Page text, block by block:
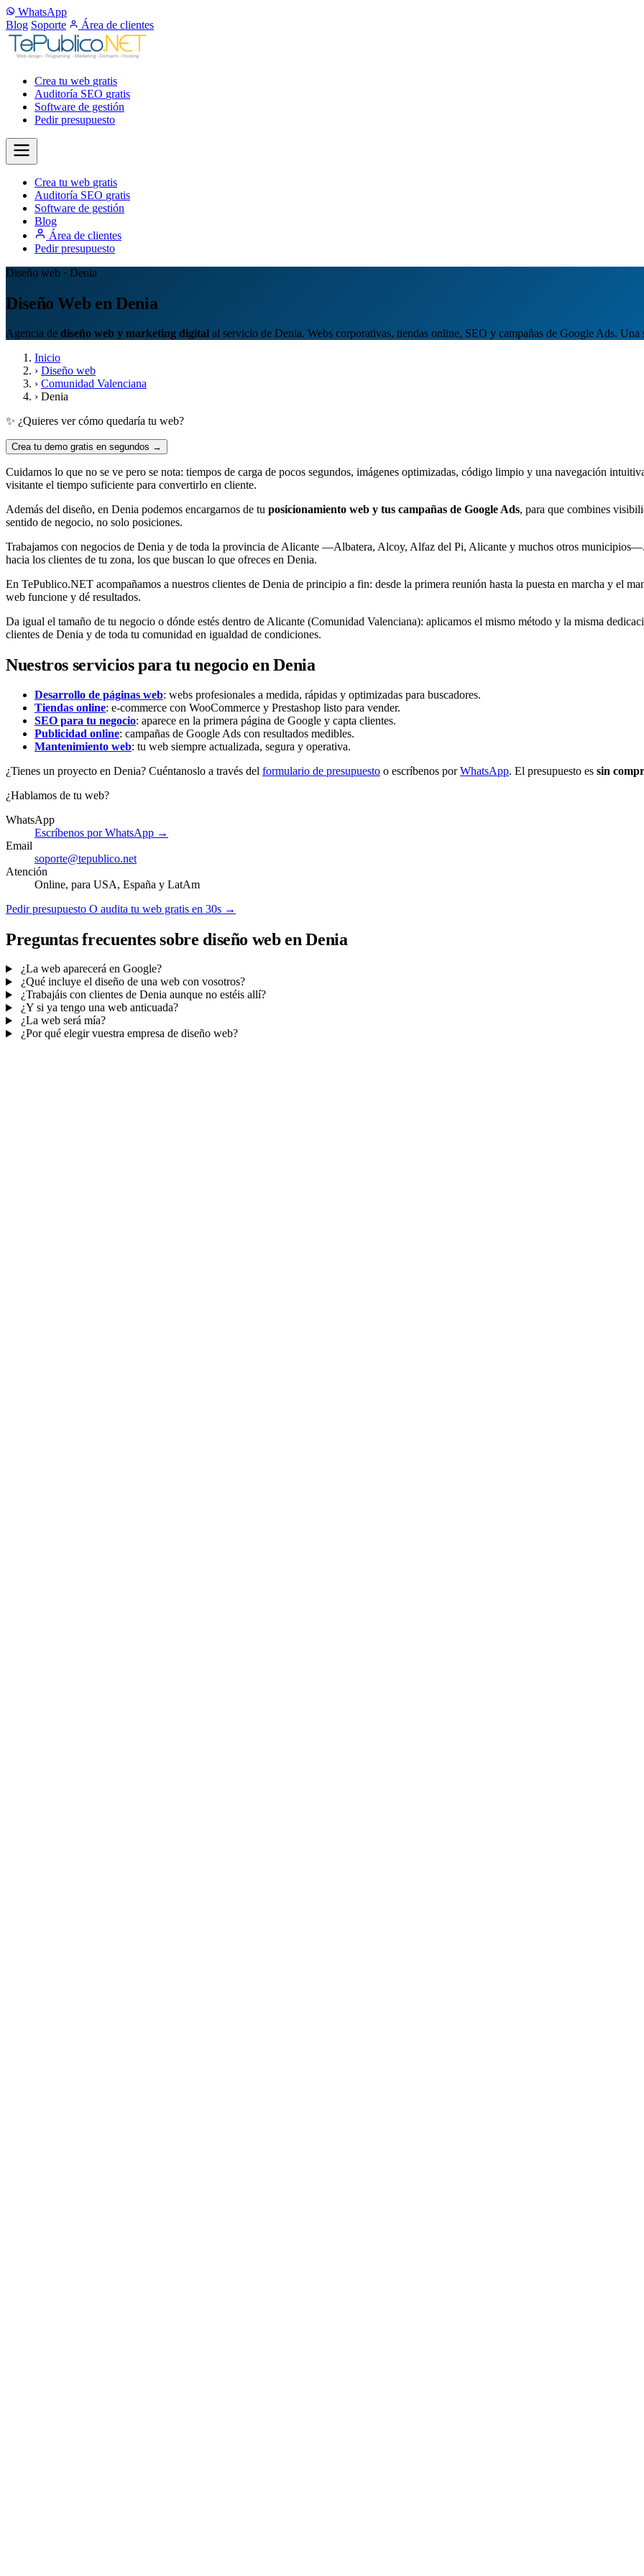
WhatsApp
Blog Soporte Área de clientes
Crea tu web gratis
Auditoría SEO gratis
Software de gestión
Pedir presupuesto
Crea tu web gratis
Auditoría SEO gratis
Software de gestión
Blog
Área de clientes
Pedir presupuesto
Diseño web · Denia
Diseño Web en Denia
Agencia de diseño web y marketing digital al servicio de Denia. Webs corporativas, tiendas online, SEO y campañas de Google Ads. Una
Inicio
› Diseño web
› Comunidad Valenciana
› Denia
✨ ¿Quieres ver cómo quedaría tu web?
Crea tu demo gratis en segundos →
Cuidamos lo que no se ve pero se nota: tiempos de carga de pocos segundos, imágenes optimizadas, código limpio y una navegación
visitante el tiempo suficiente para convertirlo en cliente.
Además del diseño, en Denia podemos encargarnos de tu posicionamiento web y tus campañas de Google Ads, para que combines
sentido de negocio, no solo posiciones.
Trabajamos con negocios de Denia y de toda la provincia de Alicante —Albatera, Alcoy, Alfaz del Pi, Alicante y muchos otros
hacia los clientes de tu zona, los que buscan lo que ofreces en Denia.
En TePublico.NET acompañamos a nuestros clientes de Denia de principio a fin: desde la primera reunión hasta la puesta en marcha y el
web funcione y dé resultados.
Da igual el tamaño de tu negocio o dónde estés dentro de Alicante (Comunidad Valenciana): aplicamos el mismo método y la misma
clientes de Denia y de toda tu comunidad en igualdad de condiciones.
Nuestros servicios para tu negocio en Denia
Desarrollo de páginas web: webs profesionales a medida, rápidas y optimizadas para buscadores.
Tiendas online: e-commerce con WooCommerce y Prestashop listo para vender.
SEO para tu negocio: aparece en la primera página de Google y capta clientes.
Publicidad online: campañas de Google Ads con resultados medibles.
Mantenimiento web: tu web siempre actualizada, segura y operativa.
¿Tienes un proyecto en Denia? Cuéntanoslo a través del formulario de presupuesto o escríbenos porWhatsApp. El presupuesto es sin
¿Hablamos de tu web?
WhatsApp
Escríbenos por WhatsApp →
Email
soporte@tepublico.net
Atención
Online, para USA, España y LatAm
Pedir presupuesto O audita tu web gratis en 30s →
Preguntas frecuentes sobre diseño web en Denia
¿La web aparecerá en Google?
¿Qué incluye el diseño de una web con vosotros?
¿Trabajáis con clientes de Denia aunque no estéis allí?
¿Y si ya tengo una web anticuada?
¿La web será mía?
¿Por qué elegir vuestra empresa de diseño web?